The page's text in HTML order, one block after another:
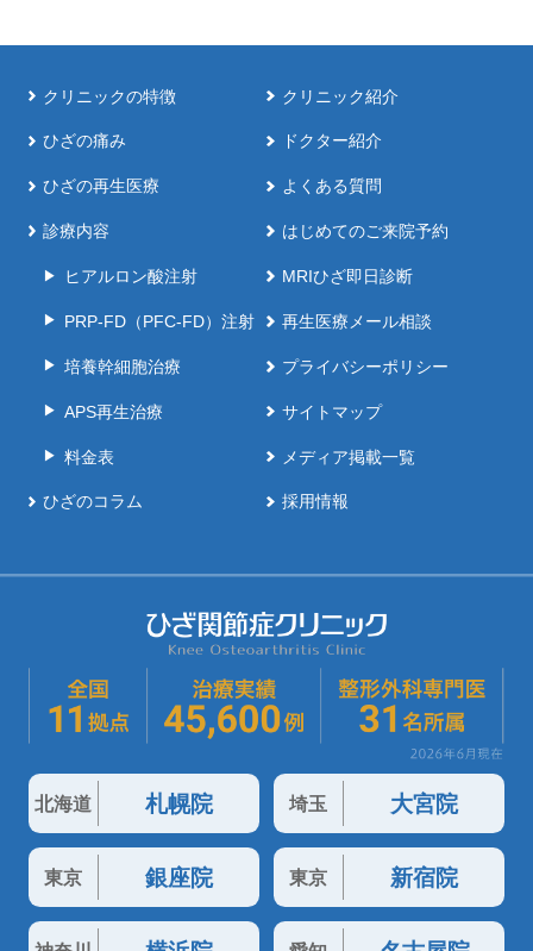
クリニックの特徴
ひざの痛み
ひざの再生医療
診療内容
ヒアルロン酸注射
PRP-FD（PFC-FD）注射
培養幹細胞治療
APS再生治療
料金表
ひざのコラム
クリニック紹介
ドクター紹介
よくある質問
はじめてのご来院予約
MRIひざ即日診断
再生医療メール相談
プライバシーポリシー
サイトマップ
メディア掲載一覧
採用情報
北海道 札幌院 埼玉 大宮院
東京 銀座院 東京 新宿院